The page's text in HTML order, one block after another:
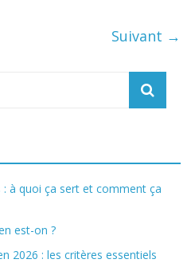
Suivant →
: à quoi ça sert et comment ça
est-on ?
2026 : les critères essentiels